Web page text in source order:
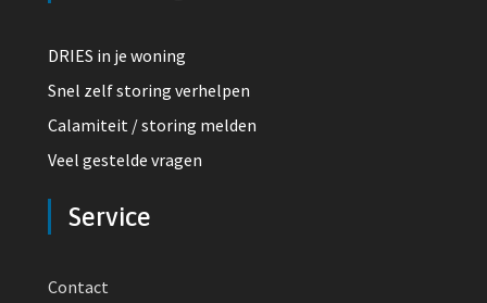
DRIES in je woning
Snel zelf storing verhelpen
Calamiteit / storing melden
Veel gestelde vragen
Service
Contact